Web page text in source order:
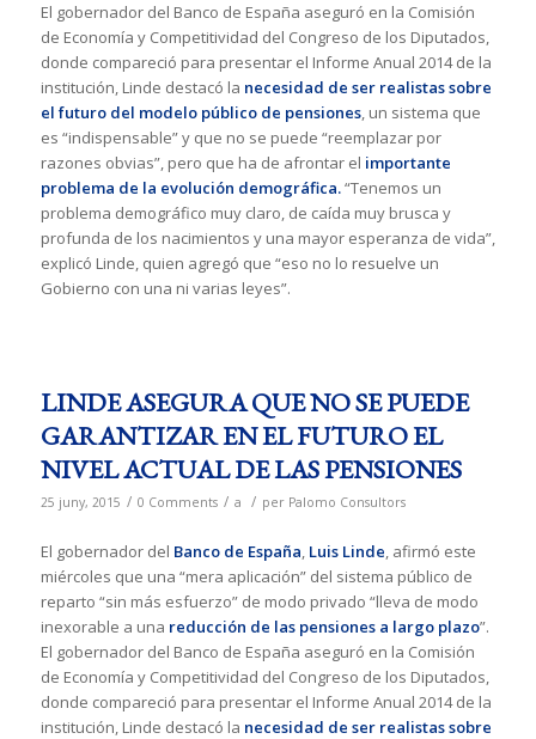
El gobernador del Banco de España aseguró en la Comisión
de Economía y Competitividad del Congreso de los Diputados,
donde compareció para presentar el Informe Anual 2014 de la
institución, Linde destacó la necesidad de ser realistas sobre
el futuro del modelo público de pensiones, un sistema que
es “indispensable” y que no se puede “reemplazar por
razones obvias”, pero que ha de afrontar el importante
problema de la evolución demográfica.“Tenemos un
problema demográfico muy claro, de caída muy brusca y
profunda de los nacimientos y una mayor esperanza de vida”,
explicó Linde, quien agregó que “eso no lo resuelve un
Gobierno con una ni varias leyes”.
LINDE ASEGURA QUE NO SE PUEDE
GARANTIZAR EN EL FUTURO EL
NIVEL ACTUAL DE LAS PENSIONES
25 juny, 2015 / 0 Comments / a / per Palomo Consultors
El gobernador del Banco de España Luis Linde , afirmó este
miércoles que una “mera aplicación” del sistema público de
reparto “sin más esfuerzo” de modo privado “lleva de modo
inexorable a una reducción de las pensiones a largo plazo”.
El gobernador del Banco de España aseguró en la Comisión
de Economía y Competitividad del Congreso de los Diputados,
donde compareció para presentar el Informe Anual 2014 de la
institución, Linde destacó la necesidad de ser realistas sobre